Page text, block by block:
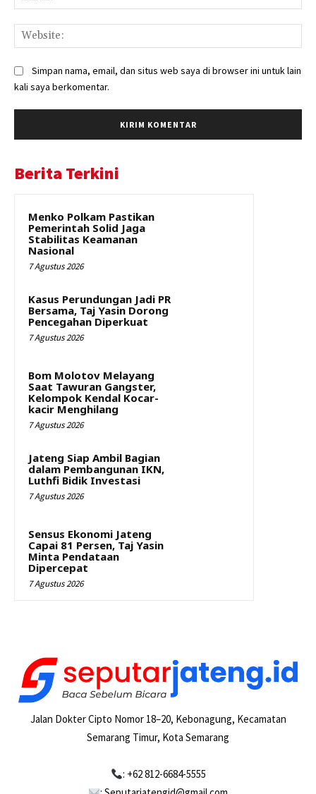
Simpan nama, email, dan situs web saya di browser ini untuk lain
kali saya berkomentar.
Berita Terkini
Menko Polkam Pastikan
Pemerintah Solid Jaga
Stabilitas Keamanan
Nasional
7 Agustus 2026
Kasus Perundungan Jadi PR
Bersama, Taj Yasin Dorong
Pencegahan Diperkuat
7 Agustus 2026
Bom Molotov Melayang
Saat Tawuran Gangster,
Kelompok Kendal Kocar-
kacir Menghilang
7 Agustus 2026
Jateng Siap Ambil Bagian
dalam Pembangunan IKN,
Luthfi Bidik Investasi
7 Agustus 2026
Sensus Ekonomi Jateng
Capai 81 Persen, Taj Yasin
Minta Pendataan
Dipercepat
7 Agustus 2026
Jalan Dokter Cipto Nomor 18–20, Kebonagung, Kecamatan
Semarang Timur, Kota Semarang
: +62 812-6684-5555